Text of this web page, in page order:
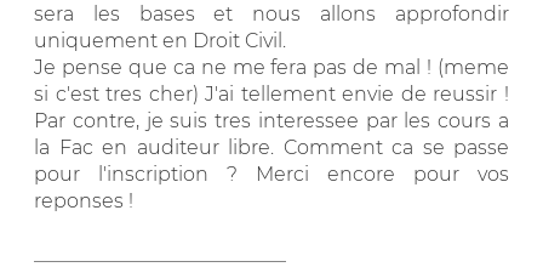
sera les bases et nous allons approfondir
uniquement en Droit Civil.
Je pense que ca ne me fera pas de mal ! (meme
si c'est tres cher) J'ai tellement envie de reussir !
Par contre, je suis tres interessee par les cours a
la Fac en auditeur libre. Comment ca se passe
pour l'inscription ? Merci encore pour vos
reponses !